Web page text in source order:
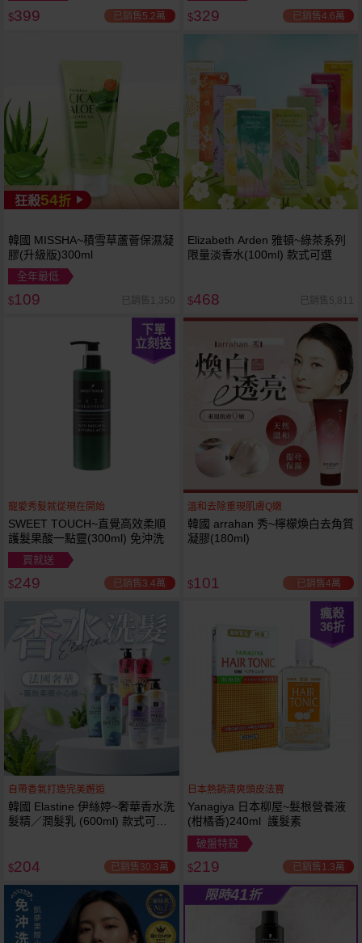
$399 已銷售5.2萬 $329 已銷售4.6萬
狂殺54折
韓國 MISSHA~積雪草蘆薈保濕凝
膠(升級版)300ml
全年最低
$109 已銷售1,350
Elizabeth Arden 雅頓~綠茶系列
限量淡香水(100ml) 款式可選
$468 已銷售5,811
下單
立刻送
寵愛秀髮就從現在開始
SWEET TOUCH~直覺高效柔順
護髮果酸一點靈(300ml) 免沖洗
買就送
$249 已銷售3.4萬
溫和去除重現肌膚Q嫩
韓國 arrahan 秀~檸檬煥白去角質
凝膠(180ml)
$101 已銷售4萬
自帶香氣打造完美邂逅
韓國 Elastine 伊絲婷~奢華香水洗
髮精／潤髮乳 (600ml) 款式可選
$204 已銷售30.3萬
瘋殺
36折
日本熱銷清爽頭皮法寶
Yanagiya 日本柳屋~髮根營養液
(柑橘香)240ml 護髮素
破盤特殺
$219 已銷售1.3萬
限時41折